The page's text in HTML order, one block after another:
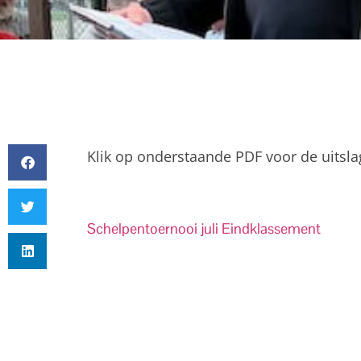
Klik op onderstaande PDF voor de
Schelpentoernooi juli Eindklassement